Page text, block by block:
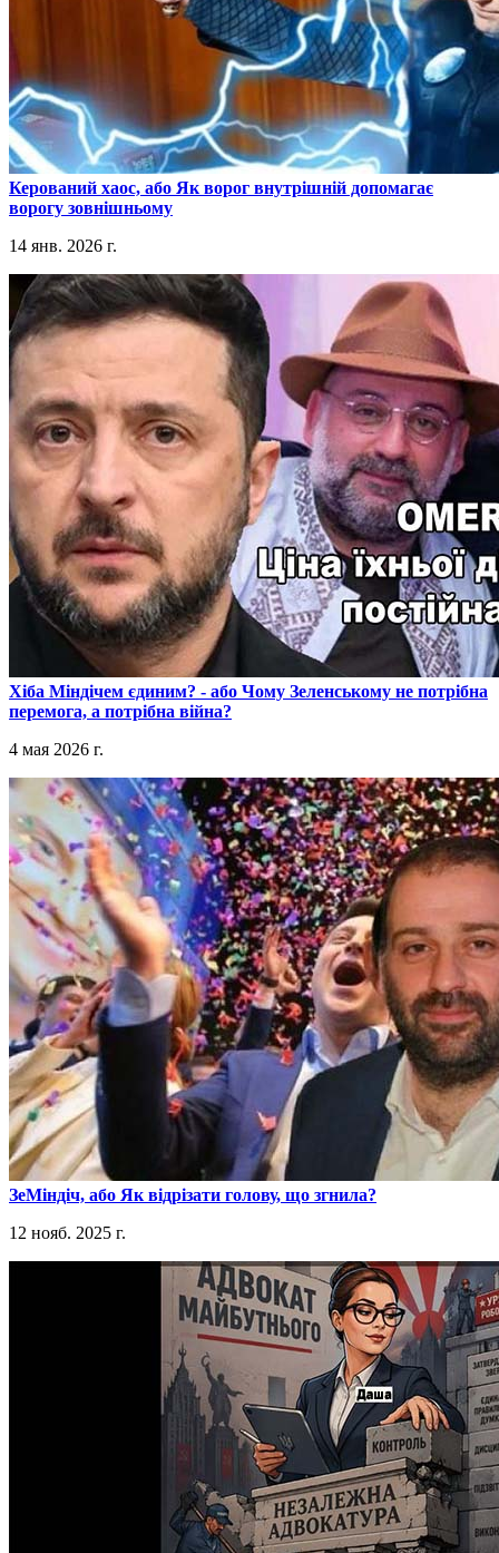
​Керований хаос, або Як ворог внутрішній допомагає
ворогу зовнішньому
14 янв. 2026 г.
​Хіба Міндічем єдиним? - або Чому Зеленському не потрібна
перемога, а потрібна війна?
4 мая 2026 г.
​ЗеМіндіч, або Як відрізати голову, що згнила?
12 нояб. 2025 г.